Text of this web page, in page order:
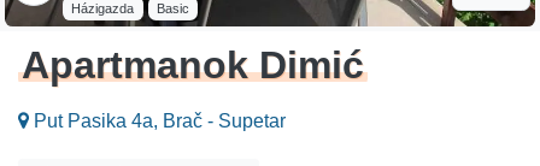
Házigazda Basic
Apartmanok Dimić
Put Pasika 4a, Brač - Supetar